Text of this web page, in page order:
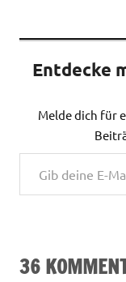
Entdecke
Melde dich für
Gib deine E-Mail-Adresse ein ...
36